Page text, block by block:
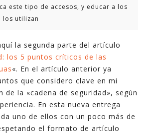
este tipo de accesos, y educar a los
los utilizan
la segunda parte del artículo
los 5 puntos críticos de las
«. En el artículo anterior ya
que considero clave en mi
de la «cadena de seguridad», según
En esta nueva entrega
uno de ellos con un poco más de
el formato de artículo